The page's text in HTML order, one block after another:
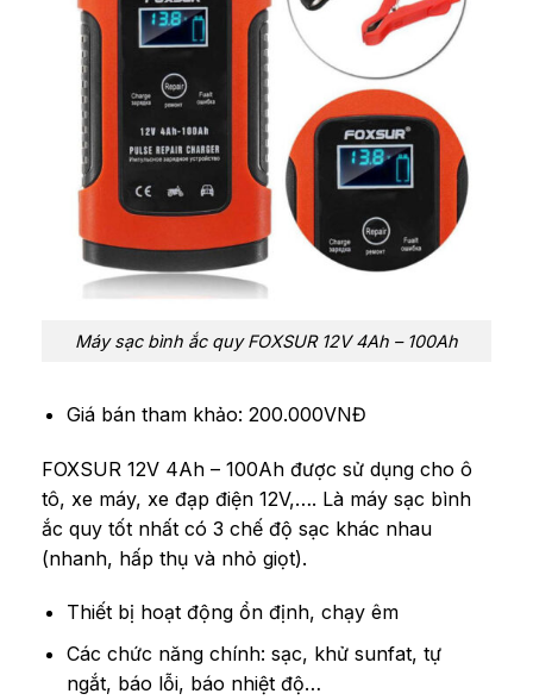
Máy sạc bình ắc quy FOXSUR 12V 4Ah – 100Ah
Giá bán tham khảo: 200.000VNĐ
FOXSUR 12V 4Ah – 100Ah được sử dụng cho ô
tô, xe máy, xe đạp điện 12V,…. Là máy sạc bình
ắc quy tốt nhất có 3 chế độ sạc khác nhau
(nhanh, hấp thụ và nhỏ giọt).
Thiết bị hoạt động ổn định, chạy êm
Các chức năng chính: sạc, khử sunfat, tự
ngắt, báo lỗi, báo nhiệt độ…